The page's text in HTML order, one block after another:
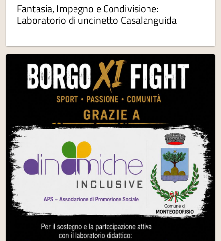
Fantasia, Impegno e Condivisione:
Laboratorio di uncinetto Casalanguida